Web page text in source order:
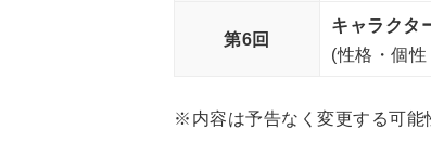
第6回
キャラクタ
(性格・個
※内容は予告なく変更する可能